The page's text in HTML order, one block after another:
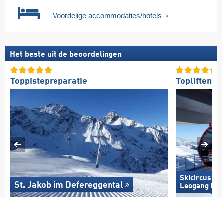
Voordelige accommodaties/hotels
Het beste uit de beoordelingen
Toppistepreparatie
St. Jakob im Defereggental
Topliften
Skicircus
Leogang